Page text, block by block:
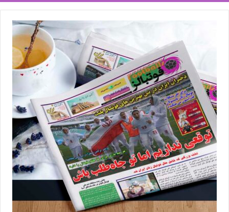
خانم گل فصل گذشته لیگ برتر فوتبال زنان است که در فصل جاری
توانسته تنها 9 گل به‌ثمر برساند و کار سختی برای دفاع از عنوان خود در
💻منبع:فوتبال360 📸عکس:کیمیا قاسم زاده
با فوتبالز همراه شوید◾️فوتبالز را در اینستاگرام دنبال کنید
footballs.women@
برچسب ها خاتون بم فوتبال زنان لیگ برتر